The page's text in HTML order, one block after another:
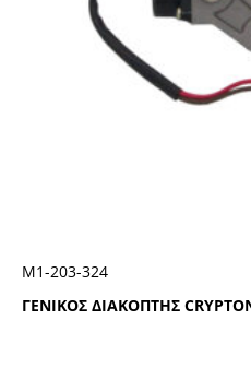
ΓΕΝΙΚΟΣ ΔΙΑΚΟΠΤΗΣ
Μ1-203-324